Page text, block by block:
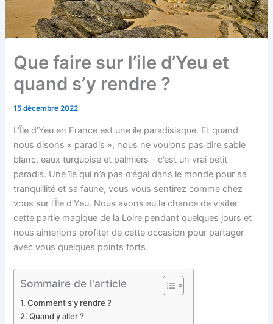
Que faire sur l’ile d’Yeu et
quand s’y rendre ?
15 décembre 2022
L’Île d’Yeu en France est une île paradisiaque. Et quand
nous disons « paradis », nous ne voulons pas dire sable
blanc, eaux turquoise et palmiers – c’est un vrai petit
paradis. Une île qui n’a pas d’égal dans le monde pour sa
tranquillité et sa faune, vous vous sentirez comme chez
vous sur l’Île d’Yeu. Nous avons eu la chance de visiter
cette partie magique de la Loire pendant quelques jours et
nous aimerions profiter de cette occasion pour partager
avec vous quelques points forts.
Sommaire de l'article
Comment s’y rendre ?
Quand y aller ?